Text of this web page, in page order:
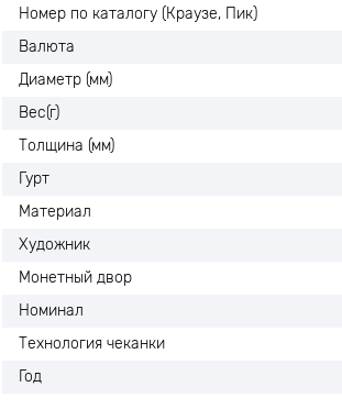
Номер по каталогу (Краузе, Пик)
Валюта
Диаметр (мм)
Вес(г)
Толщина (мм)
Гурт
Материал
Художник
Монетный двор
Номинал
Технология чеканки
Год